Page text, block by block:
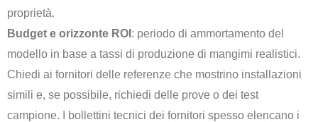
proprietà.
Budget e orizzonte ROI : periodo di ammortamento del
modello in base a tassi di produzione di mangimi realistici.
Chiedi ai fornitori delle referenze che mostrino installazioni
simili e, se possibile, richiedi delle prove o dei test
campione. I bollettini tecnici dei fornitori spesso elencano i